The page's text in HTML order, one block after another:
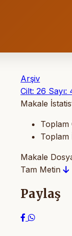
Arşiv
Cilt: 26 Sayı:
Makale
Toplam
Toplam
Makale
Tam Metin
Paylaş